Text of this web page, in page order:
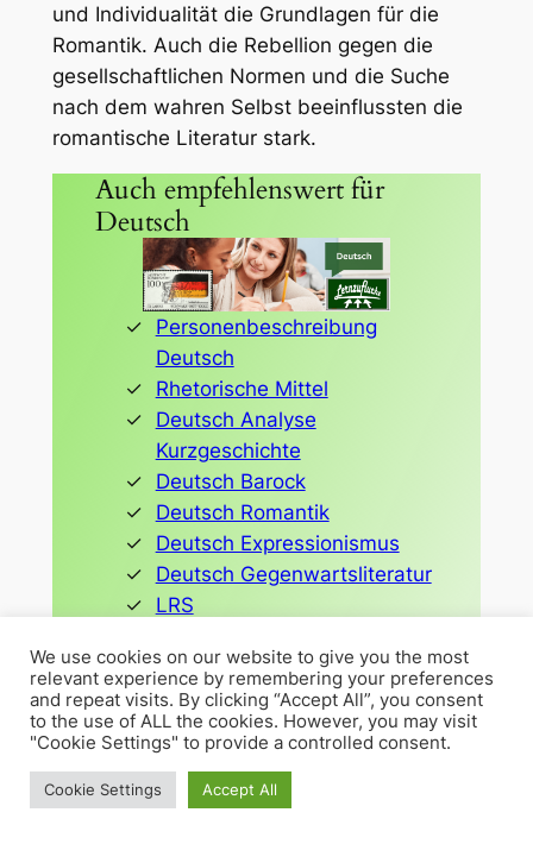
und Individualität die Grundlagen für die
Romantik. Auch die Rebellion gegen die
gesellschaftlichen Normen und die Suche
nach dem wahren Selbst beeinflussten die
romantische Literatur stark.
Auch empfehlenswert für
Deutsch
Personenbeschreibung
Deutsch
Rhetorische Mittel
Deutsch Analyse
Kurzgeschichte
Deutsch Barock
Deutsch Romantik
Deutsch Expressionismus
Deutsch Gegenwartsliteratur
LRS
Paul Celan Todesfuge
Der Erlkönig – Johann
Wolfgang von Goethe
Fabel Aufgabe
Konjugation der Verben,
We use cookies on our website to give you the most
relevant experience by remembering your preferences
and repeat visits. By clicking “Accept All”, you consent
to the use of ALL the cookies. However, you may visit
"Cookie Settings" to provide a controlled consent.
Cookie Settings Accept All